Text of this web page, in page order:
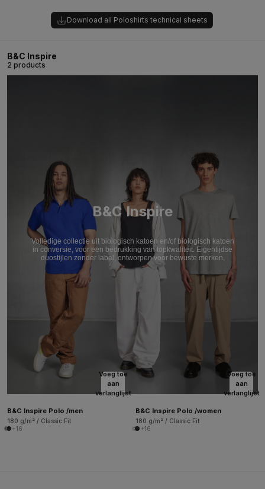
Download all Poloshirts technical sheets
B&C Inspire
2 products
B&C Inspire
Volledige collectie uit biologisch katoen en/of biologisch katoen
in conversie, voor een bedrukking van topkwaliteit. Eigentijdse
duostijlen zonder label, ontworpen voor bewuste merken.
Voeg toe
aan
verlanglijst
B&C Inspire Polo /men
180 g/m² / Classic Fit
+16
Voeg toe
aan
verlanglijst
B&C Inspire Polo /women
180 g/m² / Classic Fit
+16